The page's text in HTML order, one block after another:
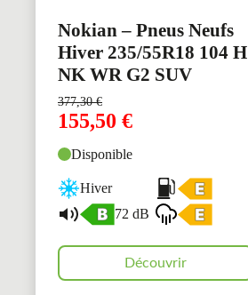
Nokian – Pneus Neufs
Hiver 235/55R18 104 H
NK WR G2 SUV
377,30€
155,50 €
Disponible
Hiver
72 dB
Découvrir